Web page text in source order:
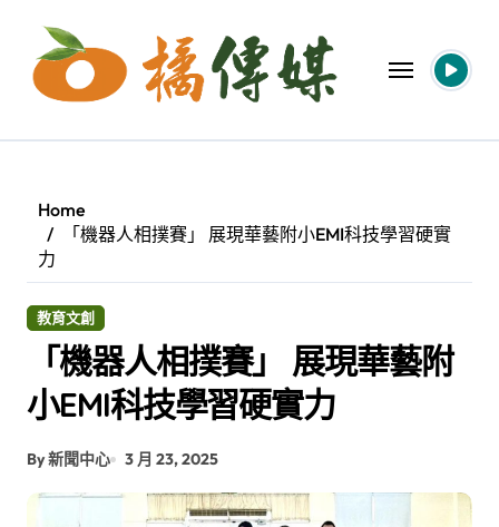
content
Home
「機器人相撲賽」 展現華藝附小EMI科技學習硬實
力
教育文創
「機器人相撲賽」 展現華藝附
小EMI科技學習硬實力
By 新聞中心 3 月 23, 2025